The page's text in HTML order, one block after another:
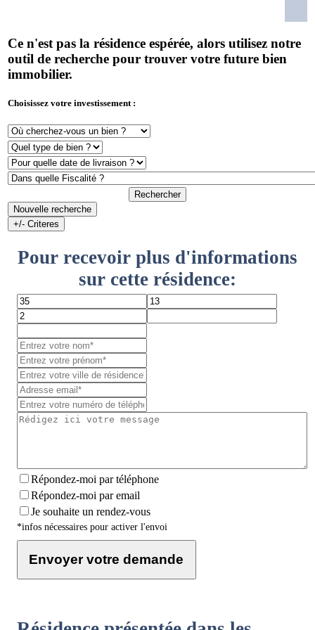
Ce n'est pas la résidence espérée, alors utilisez notre
outil de recherche pour trouver votre future bien
immobilier.
Choisissez votre investissement :
Rechercher
Nouvelle recherche
+/- Criteres
Pour recevoir plus d'informations
sur cette résidence:
Répondez-moi par téléphone
Répondez-moi par email
Je souhaite un rendez-vous
*infos nécessaires pour activer l'envoi
Envoyer votre demande